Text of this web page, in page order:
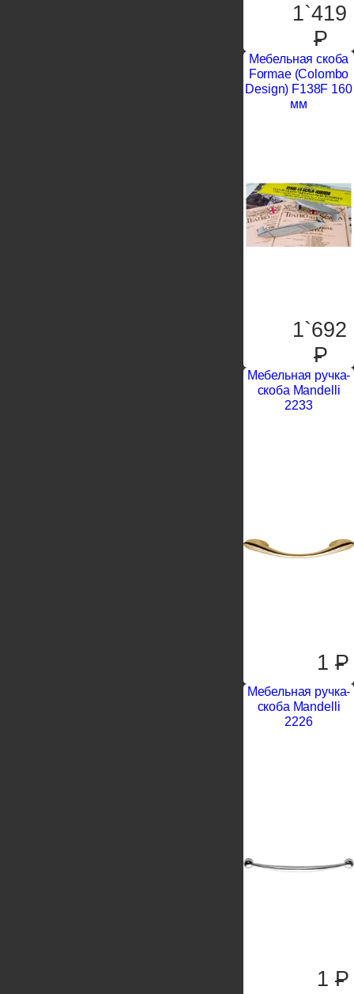
1`419
P
Мебельная скоба
Formae (Colombo
Design) F138F 160
мм
1`692
P
Мебельная ручка-
скоба Mandelli
2233
1P
Мебельная ручка-
скоба Mandelli
2226
1P